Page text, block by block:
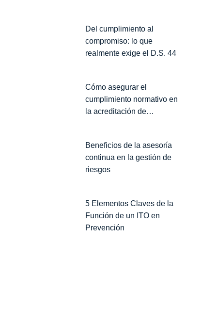
Del cumplimiento al
compromiso: lo que
realmente exige el D.S. 44
Cómo asegurar el
cumplimiento normativo en
la acreditación de
Beneficios de la asesoría
continua en la gestión de
riesgos
5 Elementos Claves de la
Función de un ITO en
Prevención